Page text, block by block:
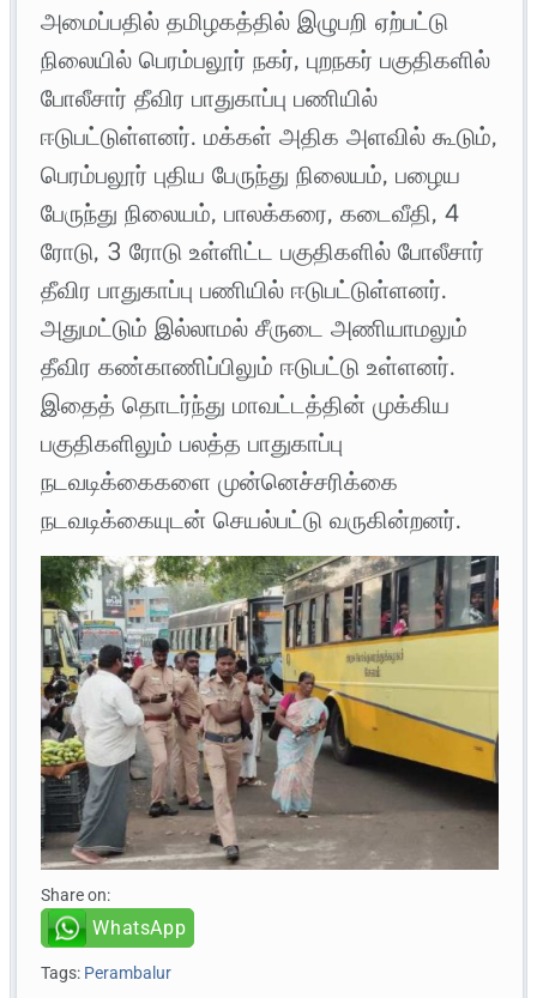
அமைப்பதில் தமிழகத்தில் இழுபறி ஏற்பட்டு
நிலையில் பெரம்பலூர் நகர், புறநகர் பகுதிகளில்
போலீசார் தீவிர பாதுகாப்பு பணியில்
ஈடுபட்டுள்ளனர். மக்கள் அதிக அளவில் கூடும்,
பெரம்பலூர் புதிய பேருந்து நிலையம், பழைய
பேருந்து நிலையம், பாலக்கரை, கடைவீதி, 4
ரோடு, 3 ரோடு உள்ளிட்ட பகுதிகளில் போலீசார்
தீவிர பாதுகாப்பு பணியில் ஈடுபட்டுள்ளனர்.
அதுமட்டும் இல்லாமல் சீருடை அணியாமலும்
தீவிர கண்காணிப்பிலும் ஈடுபட்டு உள்ளனர்.
இதைத் தொடர்ந்து மாவட்டத்தின் முக்கிய
பகுதிகளிலும் பலத்த பாதுகாப்பு
நடவடிக்கைகளை முன்னெச்சரிக்கை
நடவடிக்கையுடன் செயல்பட்டு வருகின்றனர்.
Share on:
WhatsApp
Tags: Perambalur